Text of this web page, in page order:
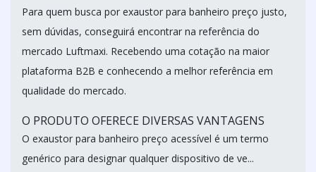
Para quem busca por exaustor para banheiro preço justo,
sem dúvidas, conseguirá encontrar na referência do
mercado Luftmaxi. Recebendo uma cotação na maior
plataforma B2B e conhecendo a melhor referência em
qualidade do mercado.
O PRODUTO OFERECE DIVERSAS VANTAGENS
O exaustor para banheiro preço acessível é um termo
genérico para designar qualquer dispositivo de ve...